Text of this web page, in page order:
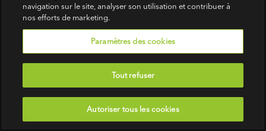
Renonciation à l'arbitrage de classe
Dans toute la mesure permise par la loi
applicable, tous les Litiges seront résolus par
un arbitrage confidentiel contraignant sur une
base individuelle. Vous acceptez expressément
qu'aucun autre Litige ne soit consolidé ou
associé à votre Litige, que ce soit dans le
cadre d'une procédure d'arbitrage collectif ou
autre (« Arbitrage de Catégorie »). Vous
navigation sur le site, analyser son utilisation et contribuer à
nos efforts de marketing.
Paramètres des cookies
Tout refuser
Autoriser tous les cookies